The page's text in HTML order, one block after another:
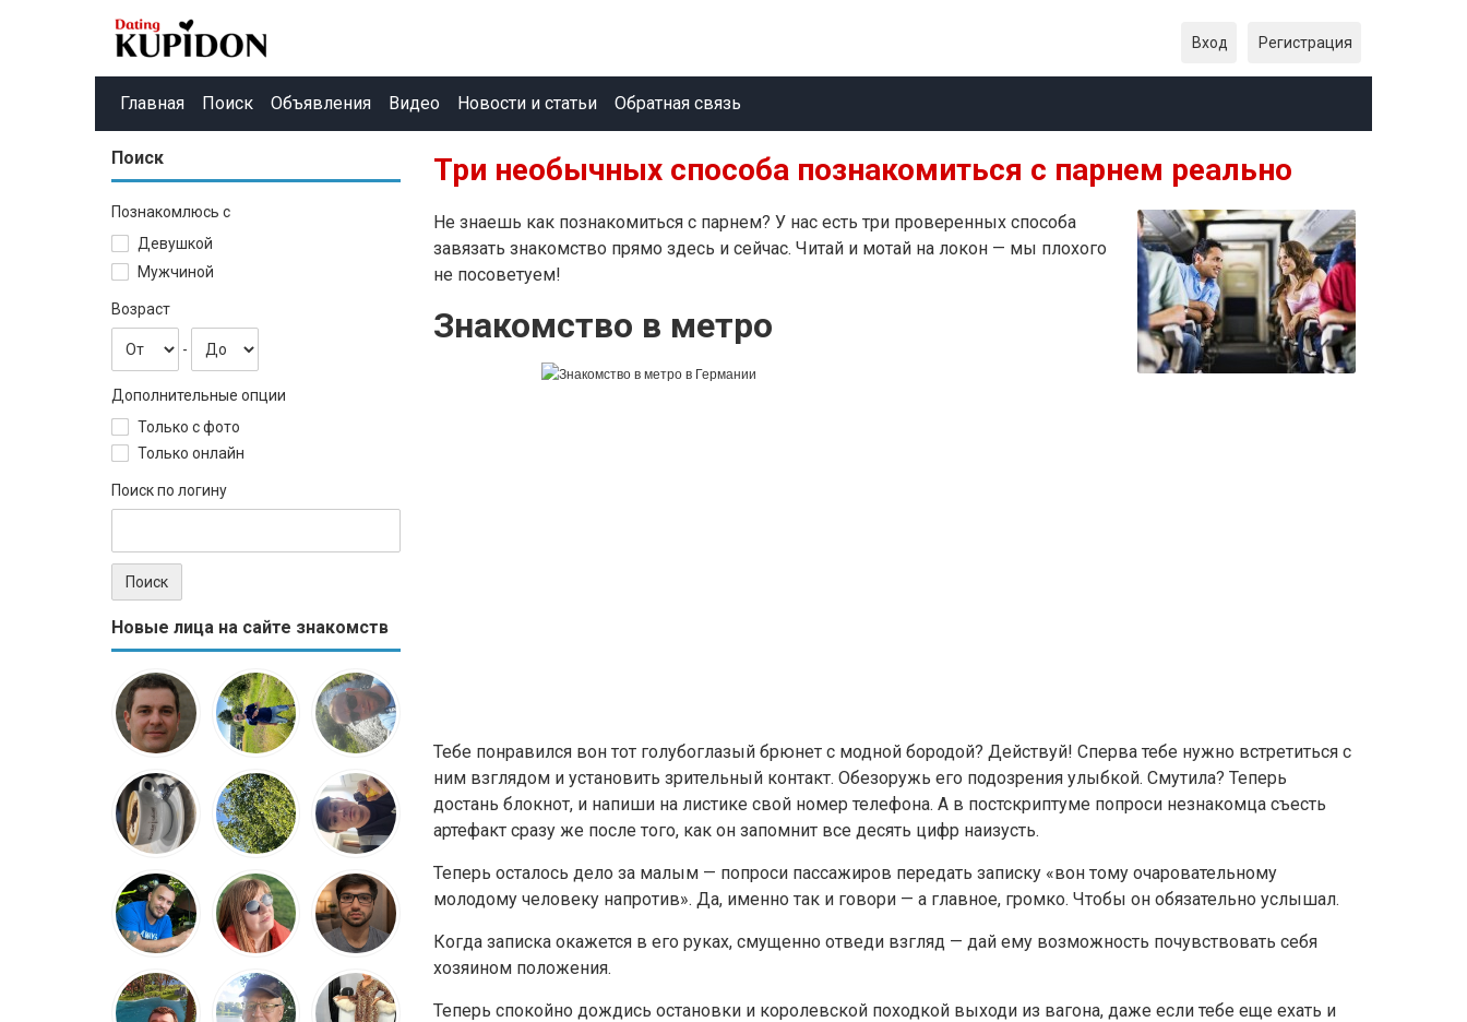
Главная Поиск Объявления Видео Новости и статьи Обратная связь
Вход Регистрация
Поиск
Познакомлюсь с
Девушкой
Мужчиной
Возраст
-
Дополнительные опции
Только с фото
Только онлайн
Поиск по логину
Новые лица на сайте знакомств
Три необычных способа познакомиться с парнем реально
Не знаешь как познакомиться с парнем? У нас есть три проверенных способа
завязать знакомство прямо здесь и сейчас. Читай и мотай на локон — мы плохого
не посоветуем!
Знакомство в метро
Тебе понравился вон тот голубоглазый брюнет с модной бородой? Действуй! Сперва тебе нужно встретиться с
ним взглядом и установить зрительный контакт. Обезоружь его подозрения улыбкой. Смутила? Теперь
достань блокнот, и напиши на листике свой номер телефона. А в постскриптуме попроси незнакомца съесть
артефакт сразу же после того, как он запомнит все десять цифр наизусть.
Теперь осталось дело за малым — попроси пассажиров передать записку «вон тому очаровательному
молодому человеку напротив». Да, именно так и говори — а главное, громко. Чтобы он обязательно услышал.
Когда записка окажется в его руках, смущенно отведи взгляд — дай ему возможность почувствовать себя
хозяином положения.
Теперь спокойно дождись остановки и королевской походкой выходи из вагона, даже если тебе еще ехать и